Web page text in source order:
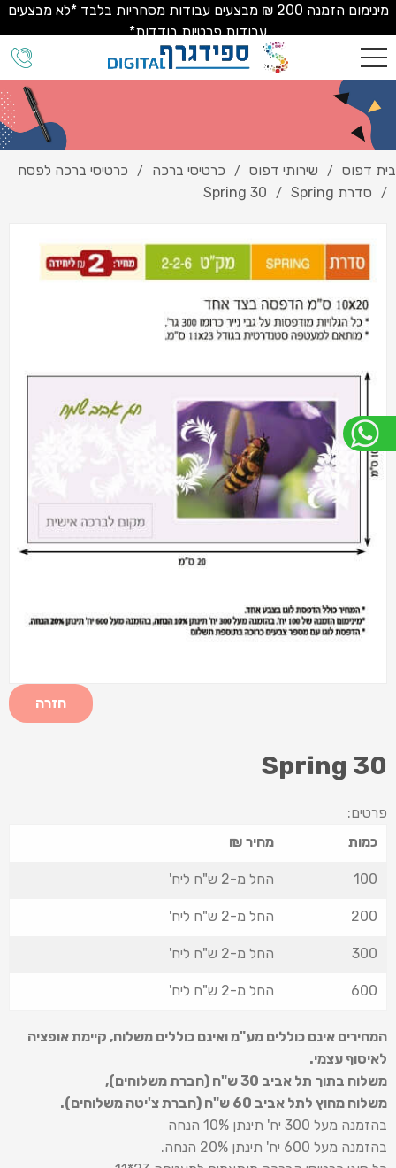
מינימום הזמנה 200 ₪ מבצעים עבודות מסחריות בלבד *לא מבצעים
עבודות פרטיות בודדות*
בית דפוס / שירותי דפוס / כרטיסי ברכה / כרטיסי ברכה לפסח
/ סדרת Spring /
Spring 30
חזרה
Spring 30
פרטים:
כמות
מחיר ₪
100 החל מ-2 ש"ח ליח'
200 החל מ-2 ש"ח ליח'
300 החל מ-2 ש"ח ליח'
600 החל מ-2 ש"ח ליח'
המחירים אינם כוללים מע"מ ואינם כוללים משלוח, קיימת אופציה
לאיסוף עצמי.
משלוח בתוך תל אביב 30 ש
"ח (חברת משלוחים),
משלוח מחוץ לתל אביב 60 ש
"ח (חברת צ'יטה משלוחים).
בהזמנה מעל 300 יח' תינתן 10% הנחה
בהזמנה מעל 600 יח' תינתן 20% הנחה.